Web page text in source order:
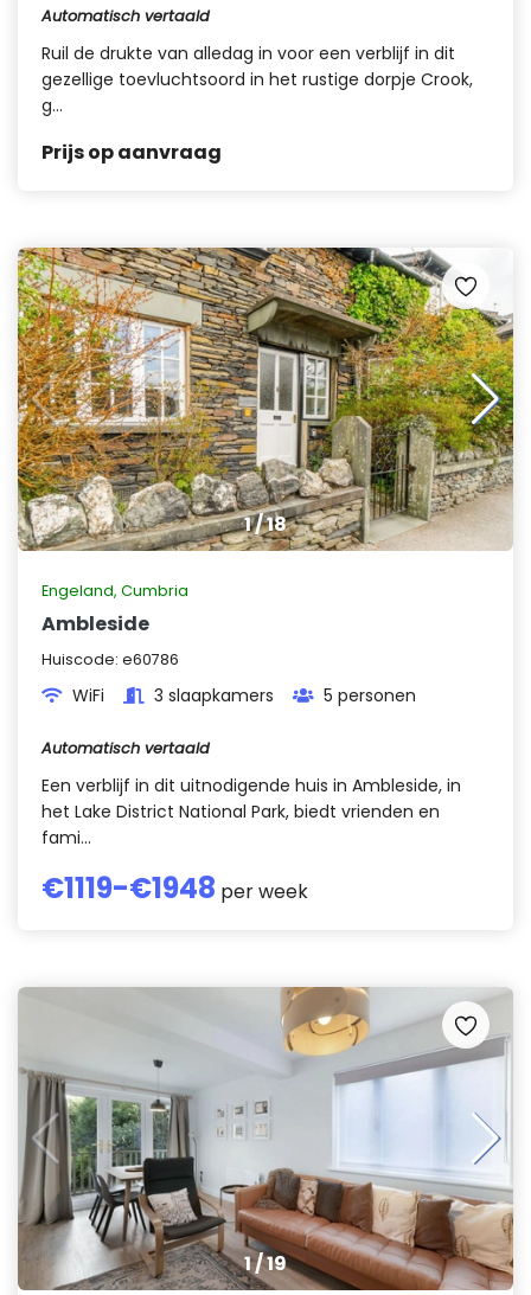
Automatisch vertaald
Ruil de drukte van alledag in voor een verblijf in dit
gezellige toevluchtsoord in het rustige dorpje Crook,
g...
Prijs op aanvraag
1/18
Engeland, Cumbria
Ambleside
Huiscode: e60786
WiFi 3 slaapkamers 5 personen
Automatisch vertaald
Een verblijf in dit uitnodigende huis in Ambleside, in
het Lake District National Park, biedt vrienden en
fami...
€1119-€1948 per week
1/19